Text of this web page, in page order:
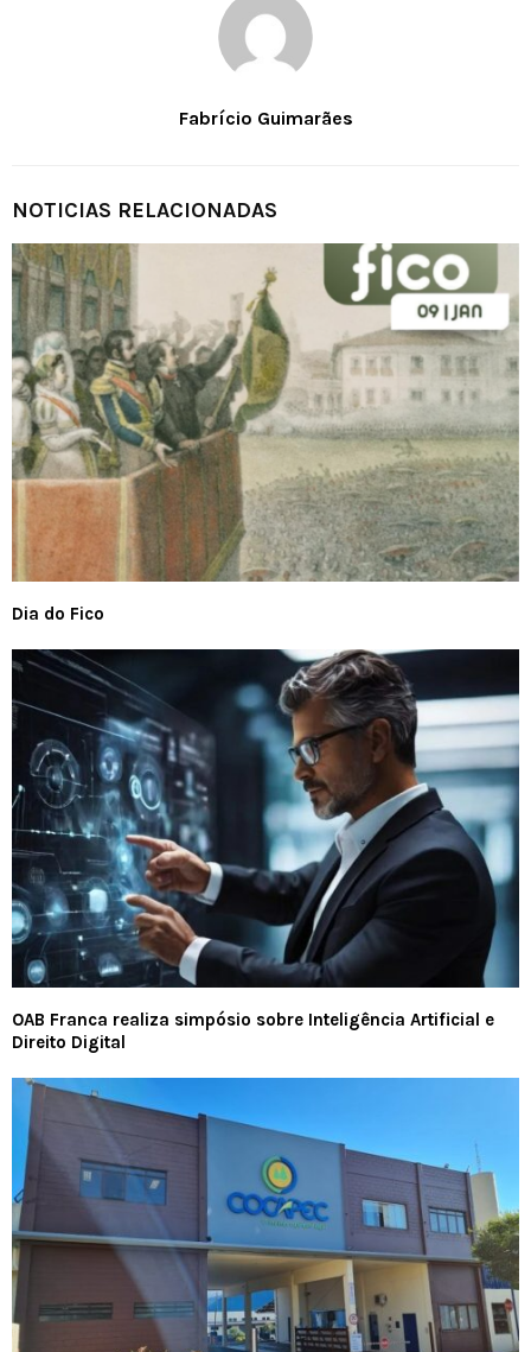
Fabrício Guimarães
NOTICIAS RELACIONADAS
Dia do Fico
OAB Franca realiza simpósio sobre Inteligência Artificial e
Direito Digital